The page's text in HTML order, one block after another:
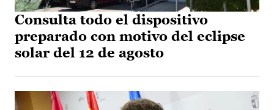
Consulta todo el dispositivo
preparado con motivo del eclipse
solar del 12 de agosto